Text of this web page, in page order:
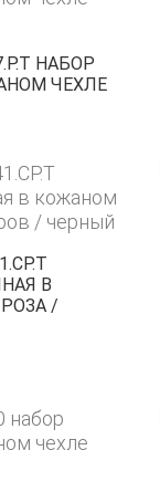
НАБОР
ЧЕХЛЕ
В
/